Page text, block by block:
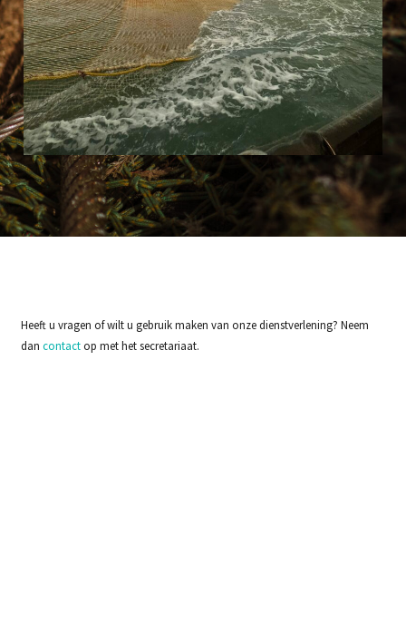
Heeft u vragen of wilt u gebruik maken van onze dienstverlening? Neem
dan contactop met het secretariaat.